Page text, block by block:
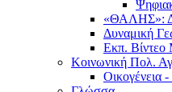
«ΘΑΛΗΣ»:
Δυναμική
Εκπ. Βίντεο
Κοινωνική Πολ.
Οικογένεια